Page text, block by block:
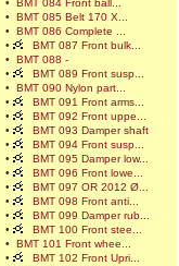
•
BMT 085 Belt 170 X...
•
BMT 086 Complete ...
•
BMT 087 Front bulk...
•
BMT 088 -
•
BMT 089 Front susp...
•
BMT 090 Nylon part...
•
BMT 091 Front arms...
•
BMT 092 Front uppe...
•
BMT 093 Damper shaft
•
BMT 094 Front susp...
•
BMT 095 Damper low...
•
BMT 096 Front lowe...
•
BMT 097 OR 2012 Ø...
•
BMT 098 Front anti...
•
BMT 099 Damper rub...
•
BMT 100 Front stee...
•
BMT 101 Front whee...
•
BMT 102 Front Upri...